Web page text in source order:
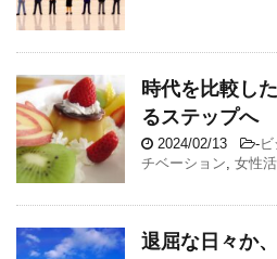
時代を比較し
るステップへ
2024/02/13 -
チベーション, 女性
退屈な日々か